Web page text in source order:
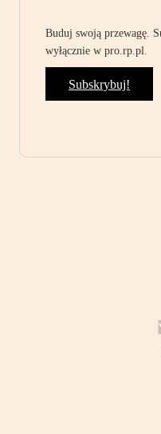
Buduj swoją przewagę.
wyłącznie w pro.rp.pl.
Subskrybuj!